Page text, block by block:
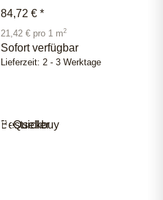
84,72 € *
21,42 € pro 1 m2
Sofort verfügbar
Lieferzeit: 2 - 3 Werktage
Quickbuy
Bestseller